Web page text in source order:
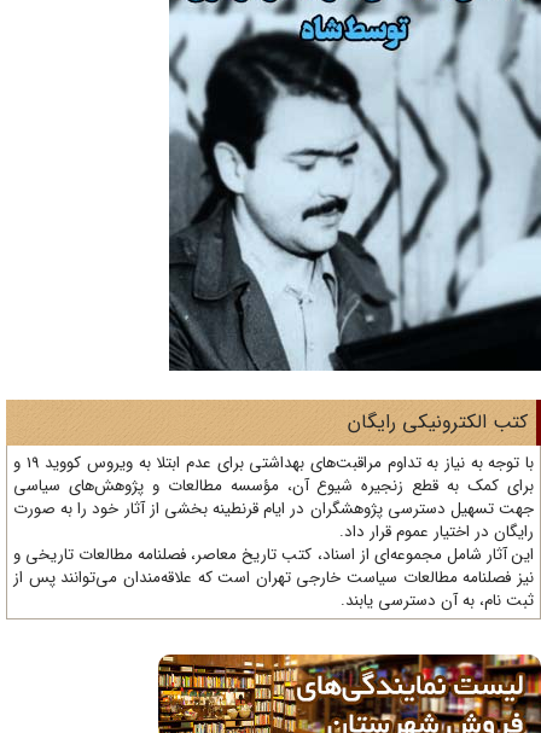
الکترونیکی رایگان
با توجه به نیاز به تداوم مراقبت‌های بهداشتی برای عدم ابتلا به ویروس کووید 19 و
کمک به قطع زنجیره شیوع آن، مؤسسه مطالعات و پژوهش‌های سیاسی
تسهیل دسترسی پژوهشگران در ایام قرنطینه بخشی از آثار خود را به صورت
در اختیار عموم قرار داد.
آثار شامل مجموعه‌ای از اسناد، کتب تاریخ معاصر، فصلنامه‌ مطالعات تاریخی و
فصلنامه مطالعات سیاست خارجی تهران است که علاقه‌مندان می‌توانند پس از
نام، به آن دسترسی یابند.